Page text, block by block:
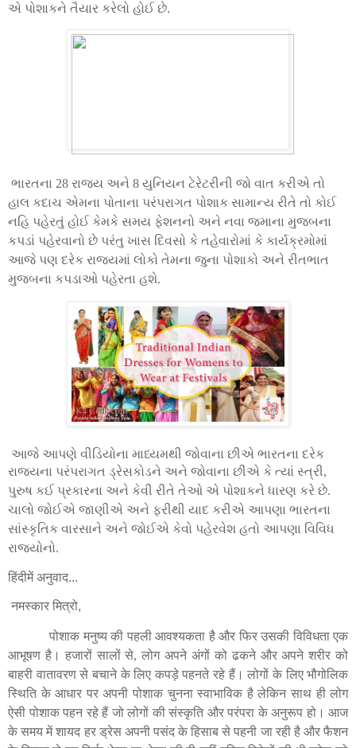
એ પોશાકને તૈયાર કરેલો હોઈ છે.
ભારતના 28 રાજ્ય અને 8 યુનિયન ટેરેટરીની જો વાત કરીએ તો
હાલ કદાચ એમના પોતાના પરંપરાગત પોશાક સામાન્ય રીતે તો કોઈ
નહિ પહેરતું હોઈ કેમકે સમય ફેશનનો અને નવા જમાના મુજબના
કપડાં પહેરવાનો છે પરંતુ ખાસ દિવસો કે તહેવારોમાં કે કાર્યક્રમોમાં
આજે પણ દરેક રાજ્યમાં લોકો તેમના જુના પોશાકો અને રીતભાત
મુજબના કપડાઓ પહેરતા હશે.
આજે આપણે વીડિયોના માધ્યમથી જોવાના છીએ ભારતના દરેક
રાજ્યના પરંપરાગત ડ્રેસકોડને અને જોવાના છીએ કે ત્યાં સ્ત્રી,
પુરુષ કઈ પ્રકારના અને કેવી રીતે તેઓ એ પોશાકને ધારણ કરે છે.
ચાલો જોઈએ જાણીએ અને ફરીથી યાદ કરીએ આપણા ભારતના
સાંસ્કૃતિક વારસાને અને જોઈએ કેવો પહેરવેશ હતો આપણા વિવિધ
રાજ્યોનો.
हिंदीमें अनुवाद...
नमस्कार मित्रो,
पोशाक मनुष्य की पहली आवश्यकता है और फिर उसकी विविधता एक
आभूषण है। हजारों सालों से,लोग अपने अंगों को ढकने और अपने शरीर को
बाहरी वातावरण से बचाने के लिए कपड़े पहनते रहे हैं।लोगों के लिए भौगोलिक
स्थिति के आधार पर अपनी पोशाक चुनना स्वाभाविक है लेकिन साथ ही लोग
ऐसी पोशाक पहन रहे हैं जो लोगों की संस्कृति और परंपरा के अनुरूप हो। आज
के समय में शायद हर ड्रेस अपनी पसंद के हिसाब से पहनी जा रही है और फैशन